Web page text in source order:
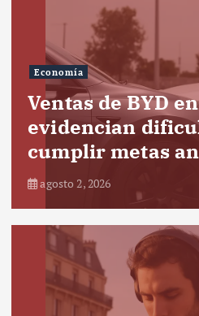
Economía
Ventas de BYD
evidencian
cumplir metas
agosto 2, 2026